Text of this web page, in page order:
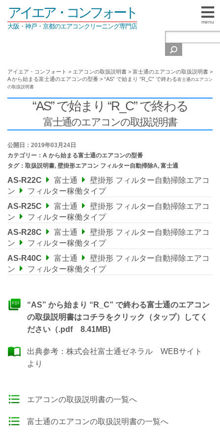
menu
アイエア・コンフォート
大阪・神戸・京都のエアコンクリーニング専門店
アイエア・コンフォート > エアコンの取扱説明書 > 富士通のエアコンの取扱説明書 >
A から始まる富士通のエアコンの型番 > “AS” で始まり “R_C” で終わる富士通のエアコン
の取扱説明書
“AS” で始まり “R_C” で終わる
富士通のエアコンの取扱説明書
公開日：2019年03月24日
カテゴリー： A から始まる富士通のエアコンの型番
タグ： 取扱説明書, 壁掛形エアコン フィルター自動掃除A, 富士通
AS-R22C 富士通
壁掛形 フィルター自動掃除エアコ
ン
フィルター稼働タイプ
AS-R25C
富士通
壁掛形 フィルター自動掃除エアコ
ン
フィルター稼働タイプ
AS-R28C
富士通
壁掛形 フィルター自動掃除エアコ
ン
フィルター稼働タイプ
AS-R40C
富士通
壁掛形 フィルター自動掃除エアコ
ン
フィルター稼働タイプ
“AS” から始まり “R_C” で終わる富士通のエアコン
の取扱説明書はコチラをクリック（タップ）してく
ださい（.pdf 8.41MB)
出典参考： 株式会社富士通ゼネラル WEBサイト
より
エアコンの取扱説明書の一覧へ
富士通のエアコンの取扱説明書の一覧へ